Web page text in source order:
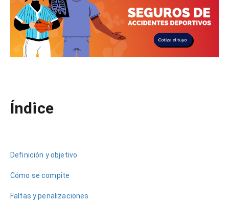
Reglas de MMA: no todo se vale en este deporte
Manuel
Índice
Definición y objetivo
Cómo se compite
Faltas y penalizaciones